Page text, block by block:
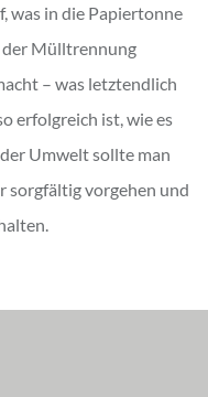
was in die Papiertonne
der Mülltrennung
– was letztendlich
erfolgreich ist, wie es
Umwelt sollte man
sorgfältig vorgehen und